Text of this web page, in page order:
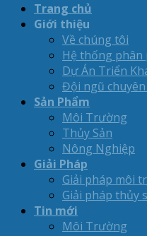
Trang chủ
Giới thiệu
Về chúng tôi
Hệ thống
Dự Án Triển
Đội ngũ
Sản Phẩm
Môi Trường
Thủy Sản
Nông Nghiệp
Giải Pháp
Giải pháp môi
Giải pháp thủy
Tin mới
Môi Trường